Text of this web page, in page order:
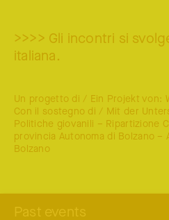
>>>> Gli incontri si
italiana.
Un progetto di / Ein Projekt von:
Con il sostegno di / Mit der
Politiche giovanili – Ripartizione
provincia Autonoma di Bolzano –
Bolzano